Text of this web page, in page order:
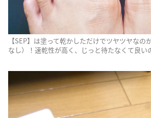
【SEP】は塗って乾かしただけでツヤツヤなの
なし）！速乾性が高く、じっと待たなくて良